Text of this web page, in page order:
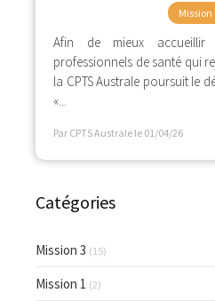
Mission
Afin de mieux accueillir
professionnels de santé qui
la CPTS Australe poursuit le
«...
Par CPTS Australe le 01/04/26
Catégories
Mission 3 (15)
Mission 1 (2)